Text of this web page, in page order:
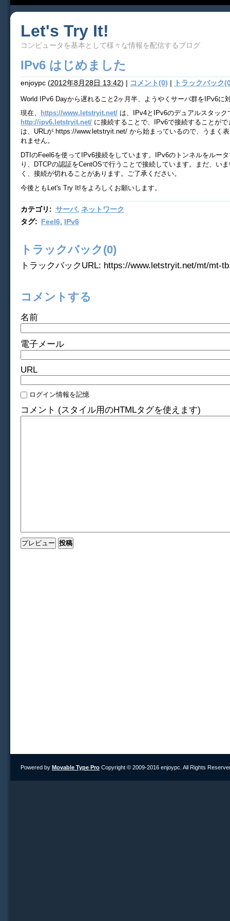
Let's Try It!
コンピュータを基本として様々な情報を配信するブログ
IPv6 はじめました
enjoypc (2012年8月28日 13:42) | コメント(0) | トラックバック
World IPv6 Dayから遅れること2ヶ月半、ようやくサーバ群をIPv6に
現在、
https://www.letstryit.net/ は、IPv4とIPv6のデュアルスタック
http://ipv6.letstryit.net/ に接続することで、IPv6で接続することが
は、URLが https://www.letstryit.net/ から始まっているので、うまく
れません。
DTIのFeel6を使ってIPv6接続をしています。IPv6のトンネルをルー
り、DTCPの認証をCentOSで行うことで接続しています。まだ、い
く、接続が切れることがあります。ご了承ください。
今後ともLet's Try It!をよろしくお願いします。
カテゴリ : サーバ, ネットワーク
タグ: Feel6, IPv6
トラックバック(0)
トラックバックURL: https://www.letstryit.net/mt/mt-
コメントする
名前
電子メール
URL
ログイン情報を記憶
コメント (スタイル用のHTMLタグを使えます)
Powered by Movable Type Pro Copyright © 2009-2016 enjoypc. All Rights